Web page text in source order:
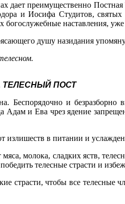
дает преимущественно
и Иосифа Студитов,
наставления,
душу назидания
ТЕЛЕСНЫЙ ПОСТ
и безразборно
Адам и Ева чрез ядение
излишеств в питании и
молока, сладких яств,
телесные страсти и
страсти, чтобы все